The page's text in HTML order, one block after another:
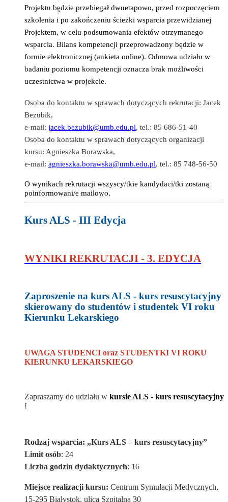
Projektu będzie przebiegał dwuetapowo, przed rozpoczęciem
szkolenia i po zakończeniu ścieżki wsparcia przewidzianej
Projektem, w celu podsumowania efektów otrzymanego
wsparcia. Bilans kompetencji przeprowadzony będzie w
formie elektronicznej (ankieta online). Odmowa udziału w
badaniu poziomu kompetencji oznacza brak możliwości
uczestnictwa w projekcie.
Osoba do kontaktu w sprawach dotyczących rekrutacji: Jacek
Bezubik,
e-mail: jacek.bezubik@umb.edu.pl, tel.: 85 686-51-40
Osoba do kontaktu w sprawach dotyczących organizacji
kursu: Agnieszka Borawska,
e-mail: agnieszka.borawska@umb.edu.pl, tel.: 85 748-56-50
O wynikach rekrutacji wszyscy/tkie kandydaci/tki zostaną
poinformowani/e mailowo.
Kurs ALS - III Edycja
WYNIKI REKRUTACJI - 3. EDYCJA
Zaproszenie na kurs ALS - kurs resuscytacyjny
skierowany do studentów i studentek VI roku
Kierunku Lekarskiego
UWAGA STUDENCI oraz STUDENTKI VI ROKU
KIERUNKU LEKARSKIEGO
Zapraszamy do udziału w kursie ALS - kurs resuscytacyjny
!
Rodzaj wsparcia: „Kurs ALS – kurs resuscytacyjny”
Limit osób: 24
Liczba godzin dydaktycznych: 16
Miejsce realizacji kursu: Centrum Symulacji Medycznych,
15-295 Białystok, ulica Szpitalna 30